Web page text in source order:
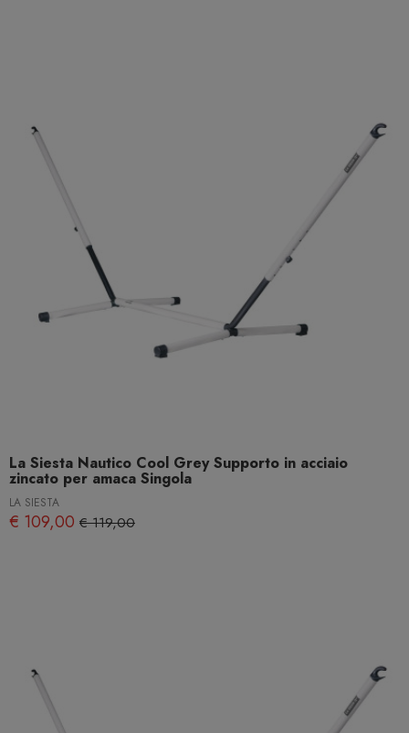
La Siesta Nautico Cool Grey Supporto in acciaio
zincato per amaca Singola
LA SIESTA
€ 109,00 € 119,00